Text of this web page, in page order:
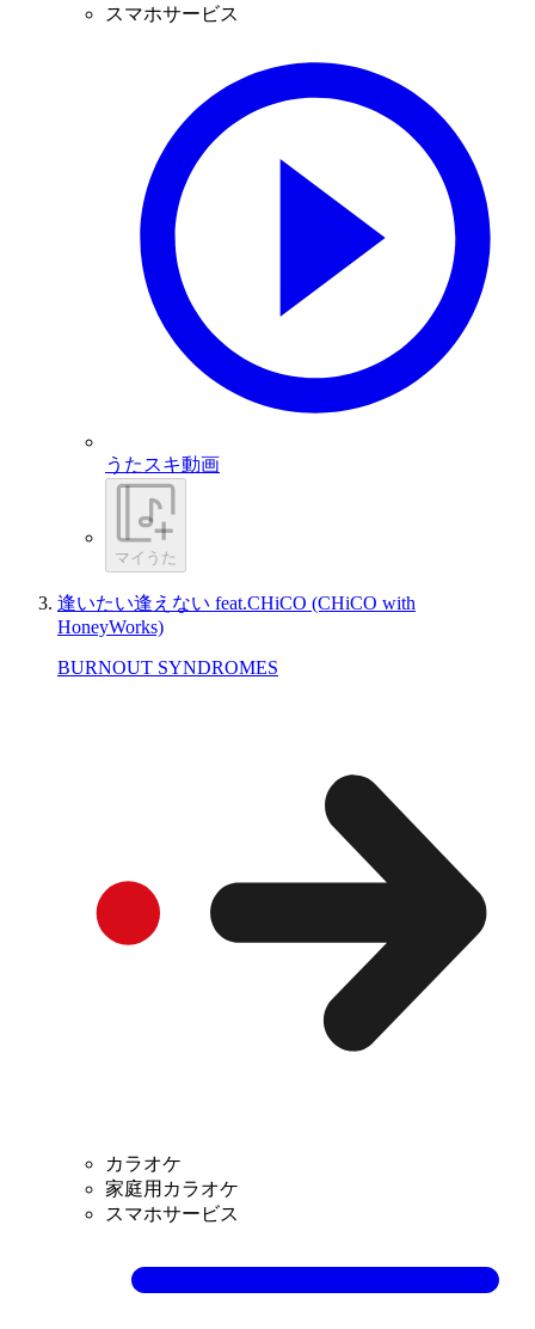
スマホサービス
うたスキ動画
マイうた
逢いたい逢えない feat.CHiCO (CHiCO with
HoneyWorks)
BURNOUT SYNDROMES
カラオケ
家庭用カラオケ
スマホサービス